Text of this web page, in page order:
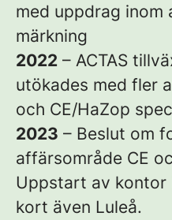
med uppdrag inom
märkning
2022 – ACTAS
utökades med fler
och CE/HaZop
2023 – Beslut om
affärsområde CE
Uppstart av kontor
kort även Luleå.